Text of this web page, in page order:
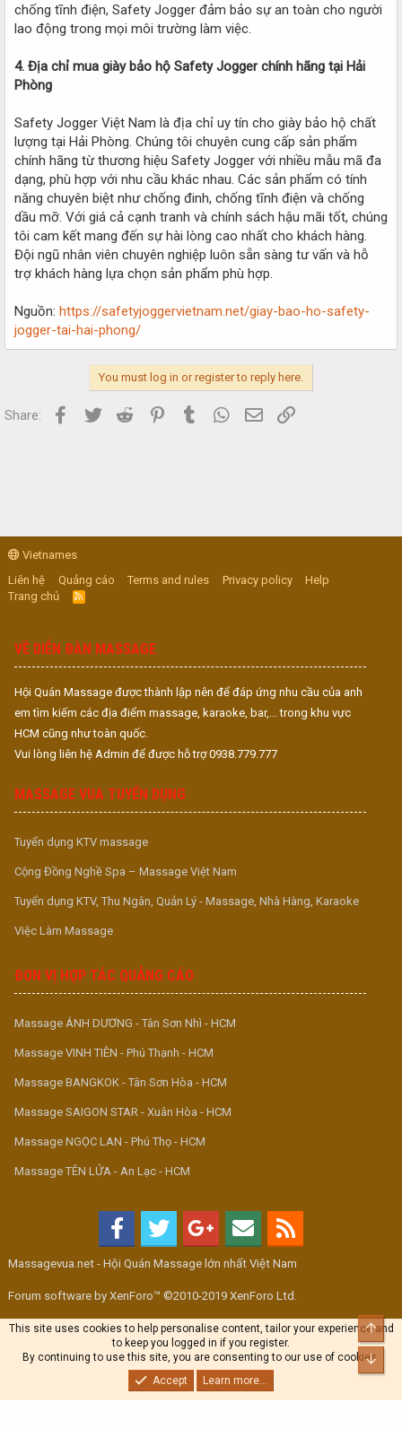
chống tĩnh điện, Safety Jogger đảm bảo sự an toàn cho người
lao động trong mọi môi trường làm việc.
4. Địa chỉ mua giày bảo hộ Safety Jogger chính hãng tại Hải
Phòng
Safety Jogger Việt Nam là địa chỉ uy tín cho giày bảo hộ chất
lượng tại Hải Phòng. Chúng tôi chuyên cung cấp sản phẩm
chính hãng từ thương hiệu Safety Jogger với nhiều mẫu mã đa
dạng, phù hợp với nhu cầu khác nhau. Các sản phẩm có tính
năng chuyên biệt như chống đinh, chống tĩnh điện và chống
dầu mỡ. Với giá cả cạnh tranh và chính sách hậu mãi tốt, chúng
tôi cam kết mang đến sự hài lòng cao nhất cho khách hàng.
Đội ngũ nhân viên chuyên nghiệp luôn sẵn sàng tư vấn và hỗ
trợ khách hàng lựa chọn sản phẩm phù hợp.
Nguồn: https://safetyjoggervietnam.net/giay-bao-ho-safety-
jogger-tai-hai-phong/
You must log in or register to reply here.
Share: Facebook
Twitter Reddit PinterestTumblr WhatsApp
Email
Vietnames
Liên hệ
Quảng cáo Terms and rules Privacy policy
Help
Trang chủ
R
S
VỀ DIỄN ĐÀN MASSAGE
Hội Quán Massage được thành lập nên để đáp ứng nhu cầu của anh
em tìm kiếm các địa điểm massage, karaoke, bar,... trong khu vực
HCM cũng như toàn quốc.
Vui lòng liên hệ Admin để được hỗ trợ 0938.779.777
MASSAGE VUA TUYỂN DỤNG
Tuyển dụng KTV massage
Cộng Đồng Nghề Spa – Massage Việt Nam
Tuyển dụng KTV, Thu Ngân, Quản Lý - Massage, Nhà Hàng, Karaoke
Việc Làm Massage
ĐƠN VỊ HỢP TÁC QUẢNG CÁO
Massage ÁNH DƯƠNG - Tân Sơn Nhì - HCM
Massage VINH TIÊN - Phú Thạnh - HCM
Massage BANGKOK - Tân Sơn Hòa - HCM
Massage SAIGON STAR - Xuân Hòa - HCM
Massage NGỌC LAN - Phú Thọ - HCM
Massage TÊN LỬA - An Lạc - HCM
Massagevua.net - Hội Quán Massage lớn nhất Việt Nam
Forum software by XenForo™ ©2010-2019 XenForo Ltd.
This site uses cookies to help personalise content, tailor your experience and
to keep you logged in if you register.
By continuing to use this site, you are consenting to our use of cookies.
Accept
Learn more...
Top